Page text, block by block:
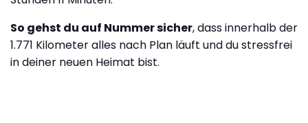
So gehst du auf Nummer sicher, dass innerhalb der
1.771 Kilometer alles nach Plan läuft und du stressfrei
in deiner neuen Heimat bist.